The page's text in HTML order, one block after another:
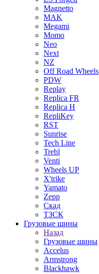
Magnetto
MAK
Megami
Momo
Neo
Next
NZ
Off Road Wheels
PDW
Replay
Replica FR
Replica H
RepliKey
RST
Sunrise
Tech Line
Trebl
Venti
Wheels UP
X'trike
Yamato
Zepp
Скад
ТЗСК
Грузовые шины
Назад
Грузовые шины
Accelus
Armstrong
Blackhawk